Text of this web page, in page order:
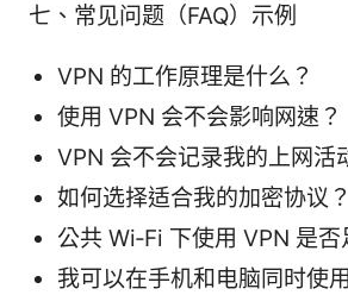
七、常见问题（FAQ）示例
VPN 的工作原理是什么？
使用 VPN 会不会影响网速？
VPN 会不会记录我的上网活
如何选择适合我的加密协议？
公共 Wi‑Fi 下使用 VPN 是否
我可以在手机和电脑同时使